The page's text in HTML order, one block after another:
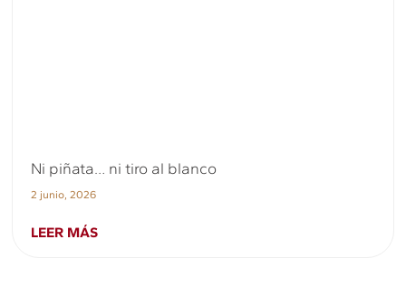
Ni piñata… ni tiro al blanco
2 junio, 2026
LEER MÁS